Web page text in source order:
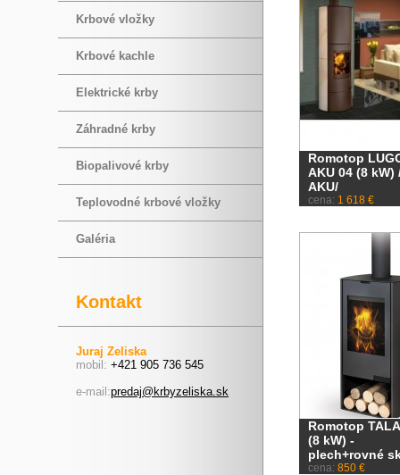
Krbové vložky
Krbové kachle
Elektrické krby
Záhradné krby
Biopalivové krby
Teplovodné krbové vložky
Galéria
Kontakt
Juraj Zeliska
mobil: +421 905 736 545
e-mail:predaj@krbyzeliska.sk
Romotop
AKU 04 (8 kW)
AKU/
cena: 1 618 €
Romotop
(8 kW) -
plech+rovné
cena: 850 €